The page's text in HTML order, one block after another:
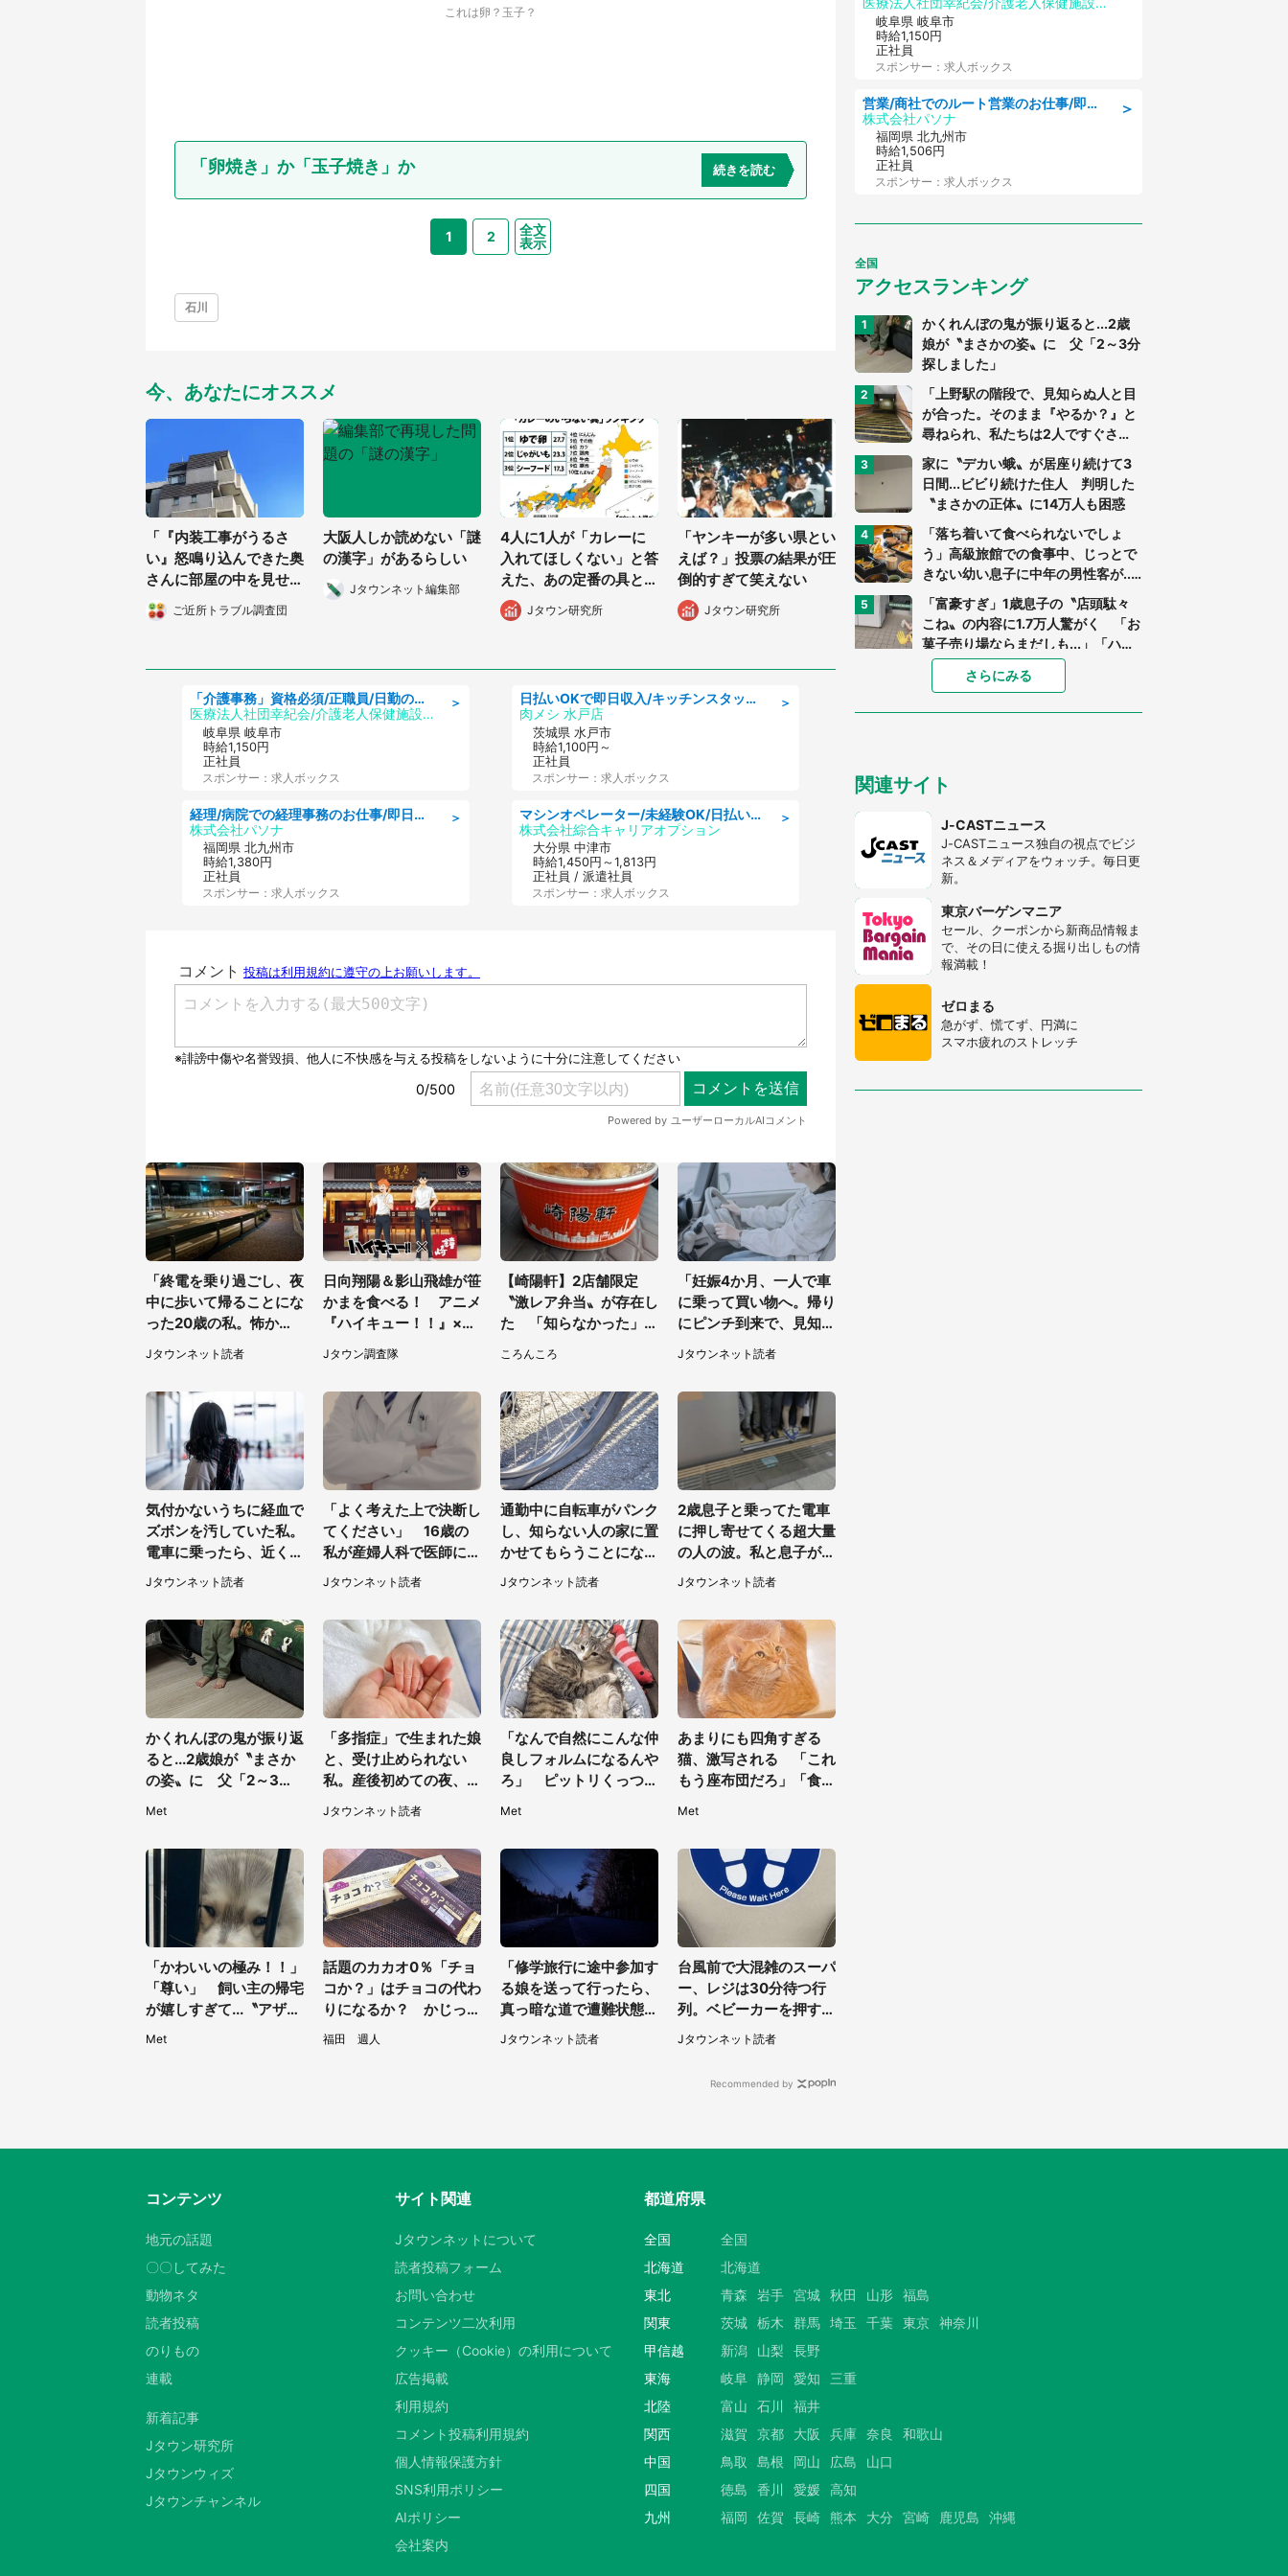
これは卵？玉子？
「卵焼き」か「玉子焼き」か 続きを読む
1 2
全文
表示
石川
今、あなたにオススメ
「『内装工事がうるさ
い』怒鳴り込んできた奥
さんに部屋の中を見せた
ら...そんなバカな！」
（都道府県・年齢不明）
ご近所トラブル調査団
大阪人しか読めない「謎
の漢字」があるらしい
Jタウンネット編集部
4人に1人が「カレーに
入れてほしくない」と答
えた、あの定番の具と
は？
Jタウン研究所
「ヤンキーが多い県とい
えば？」投票の結果が圧
倒的すぎて笑えない
Jタウン研究所
＞
「介護事務」資格必須/正職員/日勤のみ/介護老人保健施設
医療法人社団幸紀会/介護老人保健施設 グリーンビラ安江
岐阜県 岐阜市
時給1,150円
正社員
スポンサー：求人ボックス
＞
経理/病院での経理事務のお仕事/即日勤務可/車通勤可/経理/一般事務
株式会社パソナ
福岡県 北九州市
時給1,380円
正社員
スポンサー：求人ボックス
＞
日払いOKで即日収入/キッチンスタッフ/「原付免許必須」デリバリー業務など、自己成長可能な幅広い仕事に挑戦!髪型自由&ピアス・ネイルOK/茨城県/水戸市
肉メシ 水戸店
茨城県 水戸市
時給1,100円～
正社員
スポンサー：求人ボックス
＞
マシンオペレーター/未経験OK/日払いOK/交替制/20・30・40代活躍中/製造 工場
株式会社綜合キャリアオプション
大分県 中津市
時給1,450円～1,813円
正社員 / 派遣社員
スポンサー：求人ボックス
「終電を乗り過ごし、夜
中に歩いて帰ることにな
った20歳の私。怖かっ
たけど、信号待ちの車に
道を尋ねたら...」（埼玉
Jタウンネット読者
日向翔陽＆影山飛雄が笹
かまを食べる！ アニメ
『ハイキュー！！』×老
舗「鐘崎」コラボで限定
グッズも【8／1～31】
Jタウン調査隊
【崎陽軒】2店舗限定
〝激レア弁当〟が存在し
た 「知らなかった」
ったなんて...」
ころんころ
「妊娠4か月、一人で車
に乗って買い物へ。帰り
にピンチ到来で、見知ら
ぬ2人の男性が私の車
を...」（30代女性）
Jタウンネット読者
気付かないうちに経血で
ズボンを汚していた私。
電車に乗ったら、近くの
女性客が小さな声で（千
葉県・10代女性）
Jタウンネット読者
「よく考えた上で決断し
てください」 16歳の
私が産婦人科で医師に言
われた言葉
Jタウンネット読者
通勤中に自転車がパンク
し、知らない人の家に置
かせてもらうことになっ
た私。帰りに取りに行く
と、なんと...（東京都・
40代女性）
Jタウンネット読者
2歳息子と乗ってた電車
に押し寄せてくる超大量
の人の波。私と息子が絶
叫していると、若いカッ
プルの乗客が...（東京
都・60代女性）
Jタウンネット読者
かくれんぼの鬼が振り返
ると...2歳娘が〝まさか
の姿〟に 父「2～3分
Met
「多指症」で生まれた娘
と、受け止められない
私。産後初めての夜、助
産師がミルクをあげてる
のを見て...（静岡県・2
Jタウンネット読者
「なんで自然にこんな仲
良しフォルムになるんや
ろ」 ピットリくっつく
Met
あまりにも四角すぎる
猫、激写される 「これ
もう座布団だろ」「食パ
Met
「かわいいの極み！！」
「尊い」 飼い主の帰宅
が嬉しすぎて...〝アザラ
シ化〟しちゃったハスキ
Met
話題のカカオ0％「チョ
コか？」はチョコの代わ
りになるか？ かじった
り溶かしたりして食べて
みた
福田 週人
「修学旅行に途中参加す
る娘を送って行ったら、
真っ暗な道で遭難状態。
なんとか見つけた民家に
助けを求めると、住人の
Jタウンネット読者
台風前で大混雑のスーパ
ー、レジは30分待つ行
列。ベビーカーを押す私
が並んでいると、前の男
性客が...
Jタウンネット読者
Recommended by
岐阜県 岐阜市
時給1,150円
正社員
スポンサー：求人ボックス
＞
営業/商社でのルート営業のお仕事/即日勤務可/車通勤可/営業
株式会社パソナ
福岡県 北九州市
時給1,506円
正社員
スポンサー：求人ボックス
全国
アクセスランキング
かくれんぼの鬼が振り返ると...2歳
娘が〝まさかの姿〟に 父「2～3分
探しました」
「上野駅の階段で、見知らぬ人と目
が合った。そのまま『やるか？』と
尋ねられ、私たちは2人ですぐさ
ま...」（茨城県・70代男性）
家に〝デカい蛾〟が居座り続けて3
日間...ビビり続けた住人 判明した
〝まさかの正体〟に14万人も困惑
「落ち着いて食べられないでしょ
う」高級旅館での食事中、じっとで
きない幼い息子に中年の男性客が...
（東京都・40代男性）
「富豪すぎ」1歳息子の〝店頭駄々
こね〟の内容に1.7万人驚がく 「お
菓子売り場ならまだしも...」「ハー
ドル高い」
「閉所恐怖症の私は新幹線で大パニ
ック。隣席の青年に『手を繋いで』
とお願いしたら...」 体験談に8万
生の野菜〟に6.5万人戦慄
あまりにも四角すぎる猫、激写され
る 「これもう座布団だろ」「食パ
ンの耳」と1.4万人困惑
「修学旅行に途中参加する娘を送っ
て行ったら、真っ暗な道で遭難状
態。なんとか見つけた民家に助けを
求めると、住人の男性が...」
「孫にあげると思って、あなたにこ
れをあげる」 真夏の山道で見知ら
ぬお婆さんに握らされたもの（山口
県・30代女性）
さらにみる
関連サイト
J-CASTニュース
J-CASTニュース独自の視点でビジ
ネス＆メディアをウォッチ。毎日更
新。
東京バーゲンマニア
セール、クーポンから新商品情報ま
で、その日に使える掘り出しもの情
報満載！
ゼロまる
急がず、慌てず、円満に
スマホ疲れのストレッチ
コンテンツ
地元の話題
〇〇してみた
動物ネタ
読者投稿
のりもの
連載
新着記事
Jタウン研究所
Jタウンウィズ
Jタウンチャンネル
サイト関連
Jタウンネットについて
読者投稿フォーム
お問い合わせ
コンテンツ二次利用
クッキー（Cookie）の利用について
広告掲載
利用規約
コメント投稿利用規約
個人情報保護方針
SNS利用ポリシー
AIポリシー
会社案内
都道府県
全国
全国
北海道
北海道
東北
青森 岩手 宮城 秋田 山形 福島
関東
茨城 栃木 群馬 埼玉 千葉 東京 神奈川
甲信越
新潟 山梨
長野
東海
岐阜 静岡 愛知
三重
北陸
富山 石川
福井
関西
滋賀 京都 大阪 兵庫 奈良
和歌山
中国
鳥取 島根 岡山 広島
山口
四国
徳島 香川 愛媛 高知
九州
福岡 佐賀 長崎 熊本 大分 宮崎 鹿児島 沖縄